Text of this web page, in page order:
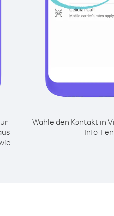
Wähle den Kontakt in
Info-